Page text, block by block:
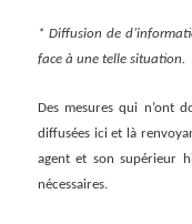
* Diffusion de
face à une telle situation.
Des mesures qui n’ont
diffusées ici et là
agent et son supérieur
nécessaires.